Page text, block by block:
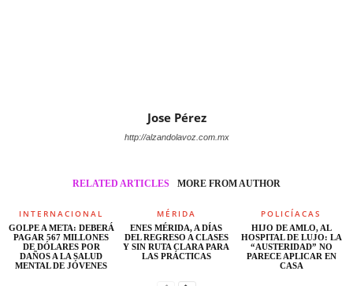
Jose Pérez
http://alzandolavoz.com.mx
RELATED ARTICLES MORE FROM AUTHOR
INTERNACIONAL
GOLPE A META: DEBERÁ
PAGAR 567 MILLONES
DE DÓLARES POR
DAÑOS A LA SALUD
MENTAL DE JÓVENES
MÉRIDA
ENES MÉRIDA, A DÍAS
DEL REGRESO A CLASES
Y SIN RUTA CLARA PARA
LAS PRÁCTICAS
POLICÍACAS
HIJO DE AMLO, AL
HOSPITAL DE LUJO: LA
“AUSTERIDAD” NO
PARECE APLICAR EN
CASA